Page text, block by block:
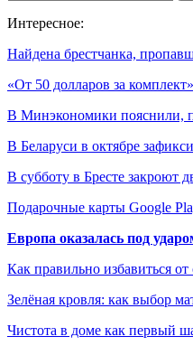
Интересное:
Найдена брестчанка,
«От 50 долларов за
В Минэкономики пояснили,
В Беларуси в октябре
В субботу в Бресте закроют
Подарочные карты Google
Европа оказалась под
Как правильно избавиться
Зелёная кровля: как выбор
Чистота в доме как первый